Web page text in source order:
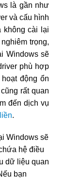
là gần như
và cấu hình
không cài lại
trọng,
Windows sẽ
phù hợp
động ổn
rất quan
đến dịch vụ
.
Windows sẽ
hệ điều
dữ liệu quan
bạn